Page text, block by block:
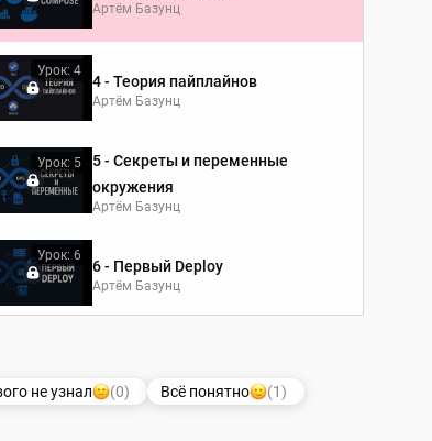
не узнал (0) Всё понятно
(1)
Артём Базунц
Урок: 4
4 - Теория пайплайнов
Артём Базунц
Урок: 5
5 - Секреты и переменные
окружения
Артём Базунц
Урок: 6
6 - Первый Deploy
Артём Базунц